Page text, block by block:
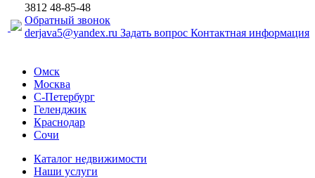
3812 48-85-48
Обратный звонок
derjava5@yandex.ru Задать вопрос Контактная информация
Омск
Москва
С-Петербург
Геленджик
Краснодар
Сочи
Каталог недвижимости
Наши услуги